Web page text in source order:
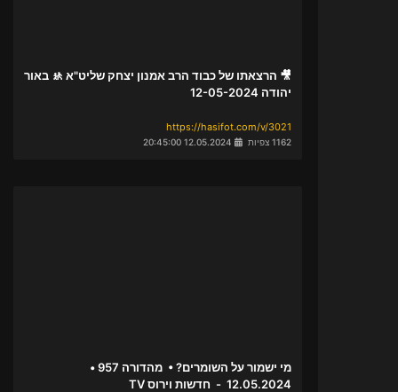
🎥 הרצאתו של כבוד הרב אמנון יצחק שליט"א 🚸 באור
יהודה 12-05-2024
https://hasifot.com/v/3021
1162 צפיות
מי ישמור על השומרים? • מהדורה 957 •
12.05.2024 - חדשות וירוס TV